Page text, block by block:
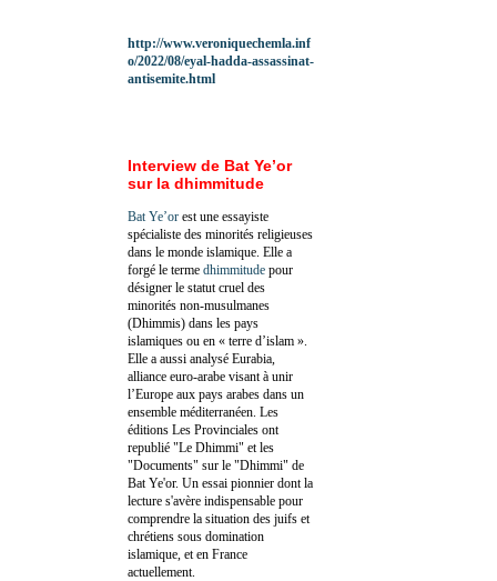
http://www.veroniquechemla.inf
o/2022/08/eyal-hadda-assassinat-
antisemite.html
Interview de Bat Ye’or
sur la dhimmitude
Bat Ye’or est une essayiste
spécialiste des minorités religieuses
dans le monde islamique. Elle a
forgé le terme dhimmitude pour
désigner le statut cruel des
minorités non-musulmanes
(Dhimmis) dans les pays
islamiques ou en « terre d’islam ».
Elle a aussi analysé Eurabia,
alliance euro-arabe visant à unir
l’Europe aux pays arabes dans un
ensemble méditerranéen. Les
éditions Les Provinciales ont
republié "Le Dhimmi" et les
"Documents" sur le "Dhimmi" de
Bat Ye'or. Un essai pionnier dont la
lecture s'avère indispensable pour
comprendre la situation des juifs et
chrétiens sous domination
islamique, et en France
actuellement.